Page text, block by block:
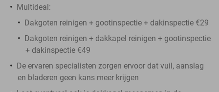
Multideal:
Dakgoten reinigen + gootinspectie + dakinspectie €29
Dakgoten reinigen + dakkapel reinigen + gootinspectie
+ dakinspectie €49
De ervaren specialisten zorgen ervoor dat vuil, aanslag
en bladeren geen kans meer krijgen